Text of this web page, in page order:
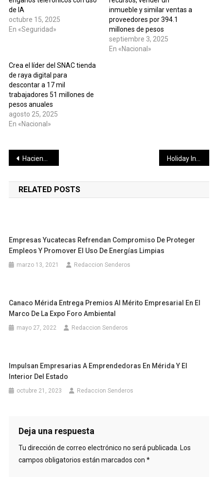
de IA
octubre 15, 2025
En «Seguridad»
inmueble y similar ventas a
proveedores por 394.1
millones de pesos
septiembre 3, 2025
En «Nacional»
Crea el líder del SNAC tienda
de raya digital para
descontar a 17 mil
trabajadores 51 millones de
pesos anuales
agosto 25, 2025
En «Nacional»
Navegación
de
entradas
Hacienda le niega al INE 1,738 mdp para la consulta de revocación de mandato
RELATED POSTS
Empresas Yucatecas Refrendan Compromiso De Proteger
Empleos Y Promover El Uso De Energías Limpias
marzo 13, 2021 Redaccion Senderos
Canaco Mérida Entrega Premios Al Mérito Empresarial En El
Marco De La Expo Foro Ambiental
mayo 27, 2022 Redaccion Senderos
Impulsan Empresarias A Emprendedoras En Mérida Y El
Interior Del Estado
octubre 21, 2023 Redaccion Senderos
Deja una respuesta
Tu dirección de correo electrónico no será publicada. Los
campos obligatorios están marcados con *